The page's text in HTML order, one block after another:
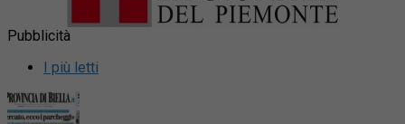
Pubblicità
I più letti